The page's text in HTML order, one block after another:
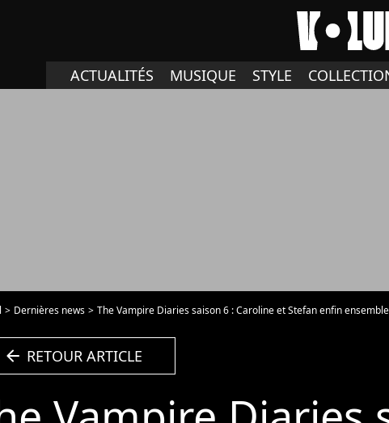
ACTUALITÉS MUSIQUE STYLE
Dernières news The Vampire Diaries saison 6 : Caroline et Stefan enfin
arrow_left RETOUR ARTICLE